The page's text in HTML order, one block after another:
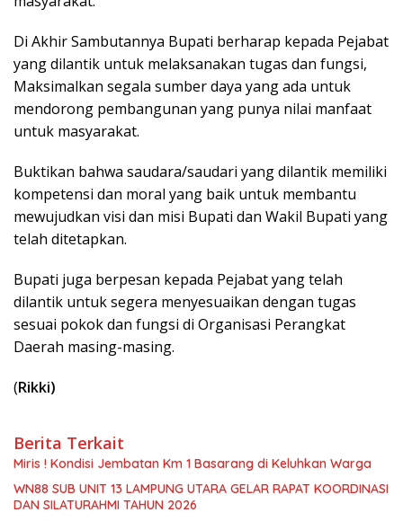
Di Akhir Sambutannya Bupati berharap kepada Pejabat
yang dilantik untuk melaksanakan tugas dan fungsi,
Maksimalkan segala sumber daya yang ada untuk
mendorong pembangunan yang punya nilai manfaat
untuk masyarakat.
Buktikan bahwa saudara/saudari yang dilantik memiliki
kompetensi dan moral yang baik untuk membantu
mewujudkan visi dan misi Bupati dan Wakil Bupati yang
telah ditetapkan.
Bupati juga berpesan kepada Pejabat yang telah
dilantik untuk segera menyesuaikan dengan tugas
sesuai pokok dan fungsi di Organisasi Perangkat
Daerah masing-masing.
(Rikki)
Berita Terkait
Miris ! Kondisi Jembatan Km 1 Basarang di Keluhkan Warga
WN88 SUB UNIT 13 LAMPUNG UTARA GELAR RAPAT KOORDINASI
DAN SILATURAHMI TAHUN 2026